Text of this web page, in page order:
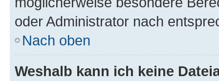
oder Administrator nach
Nach oben
Weshalb kann ich keine